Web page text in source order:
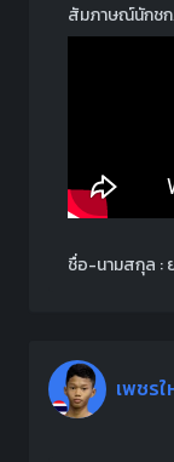
สัมภาษณ์นักช
ชื่อ-นามสกุล :
เพชร